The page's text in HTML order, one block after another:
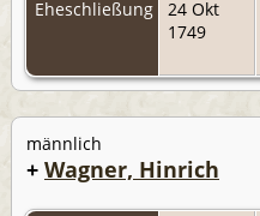
Eheschließung
24 Okt
1749
männlich
+ Wagner, Hinrich